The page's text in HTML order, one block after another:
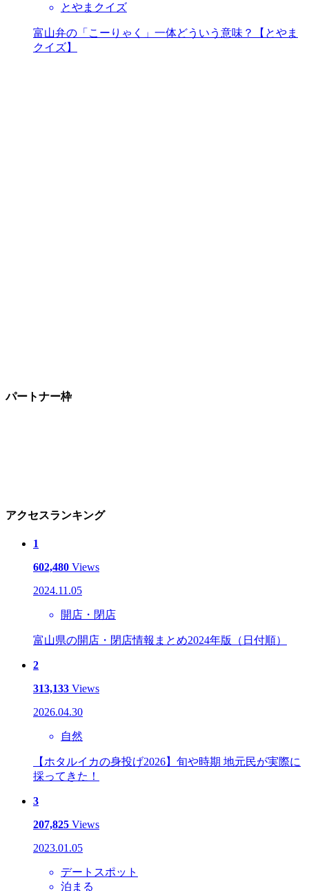
とやまクイズ
富山弁の「こーりゃく」一体どういう意味？【とやま
クイズ】
パートナー枠
アクセスランキング
1
602,480 Views
2024.11.05
開店・閉店
富山県の開店・閉店情報まとめ2024年版（日付順）
2
313,133 Views
2026.04.30
自然
【ホタルイカの身投げ2026】旬や時期 地元民が実際に
採ってきた！
3
207,825 Views
2023.01.05
デートスポット
泊まる